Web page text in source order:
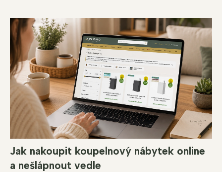
Jak nakoupit koupelnový nábytek online
a nešlápnout vedle